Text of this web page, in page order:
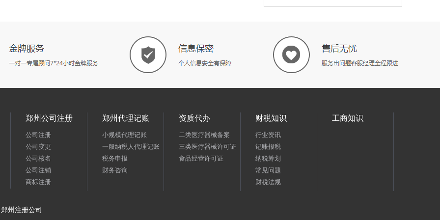
郑州公司注册
公司注册
公司变更
公司核名
公司注销
商标注册
郑州代理记账
小规模代理记账
一般纳税人代理记账
税务申报
财务咨询
资质代办
二类医疗器械备案
三类医疗器械许可证
食品经营许可证
财税知识
行业资讯
记账报税
纳税筹划
常见问题
财税法规
工商知识
郑州注册公司